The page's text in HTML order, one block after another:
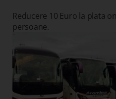
Reducere 10 Euro la plata
persoane.